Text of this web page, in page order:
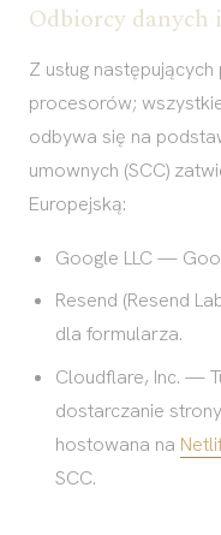
Odbiorcy danych
Z usług
procesorów;
odbywa się na
umownych (SCC)
Europejską:
Google LLC —
Resend (Resend
dla formularza.
Cloudflare, Inc. —
dostarczanie
hostowana na
SCC.